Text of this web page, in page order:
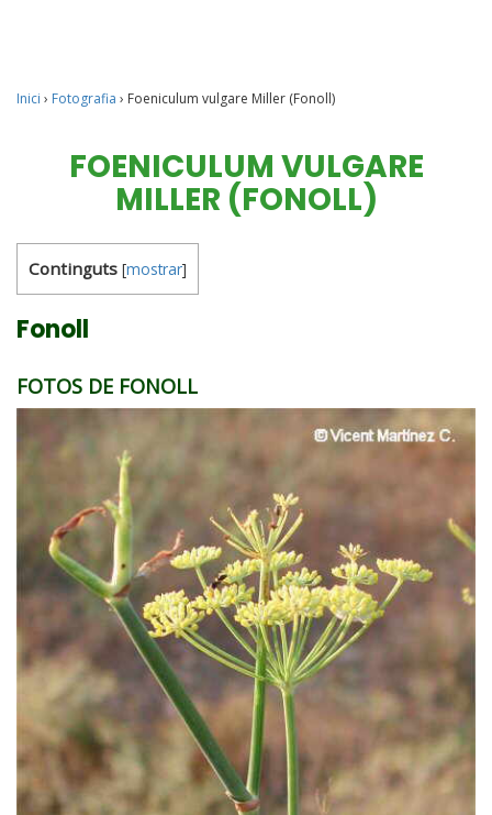
Inici › Fotografia › Foeniculum vulgare Miller (Fonoll)
FOENICULUM VULGARE
MILLER (FONOLL)
Continguts [mostrar]
Fonoll
FOTOS DE FONOLL